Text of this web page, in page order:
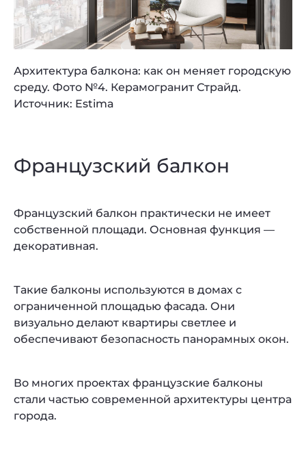
Архитектура балкона: как он меняет городскую
среду. Фото №4. Керамогранит Страйд.
Источник: Estima
Французский балкон
Французский балкон практически не имеет
собственной площади. Основная функция —
декоративная.
Такие балконы используются в домах с
ограниченной площадью фасада. Они
визуально делают квартиры светлее и
обеспечивают безопасность панорамных окон.
Во многих проектах французские балконы
стали частью современной архитектуры центра
города.